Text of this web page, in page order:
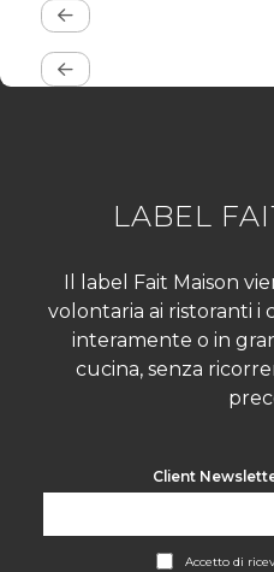
LABEL
Il label Fait Maison
volontaria ai ristoranti i
interamente o in
cucina, senza
Client
Accetto di